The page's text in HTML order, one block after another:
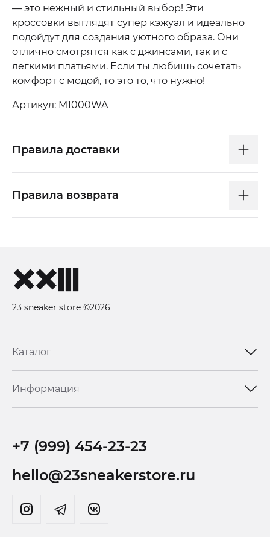
— это нежный и стильный выбор! Эти
кроссовки выглядят супер кэжуал и идеально
подойдут для создания уютного образа. Они
отлично смотрятся как с джинсами, так и с
легкими платьями. Если ты любишь сочетать
комфорт с модой, то это то, что нужно!
Артикул: M1000WA
Правила доставки
Правила возврата
23 sneaker store ©2026
Каталог
Информация
+7 (999) 454-23-23
hello@23sneakerstore.ru